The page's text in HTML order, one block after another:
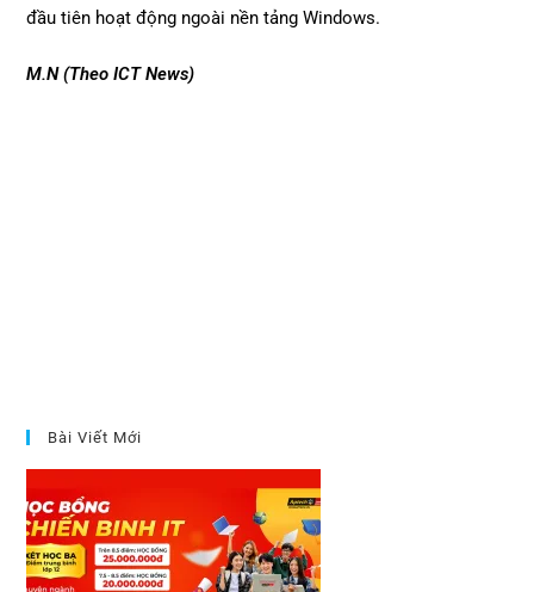
đầu tiên hoạt động ngoài nền tảng Windows.
M.N (Theo ICT News)
Bài Viết Mới